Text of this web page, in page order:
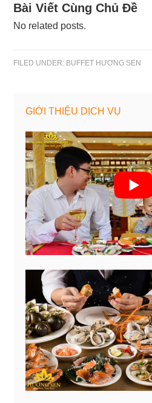
Bài Viết Cùng Chủ Đề
No related posts.
FILED UNDER: BUFFET HƯƠNG SEN
GIỚI THIỆU DỊCH VỤ